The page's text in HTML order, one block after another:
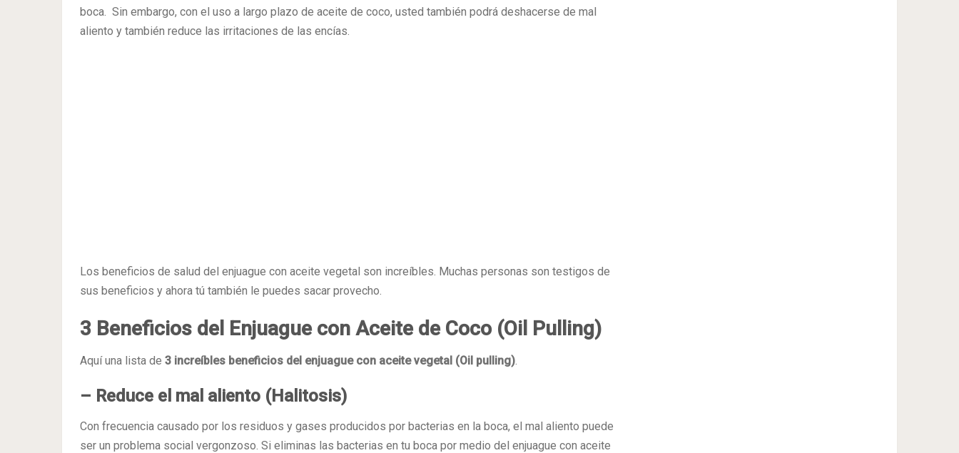
boca. Sin embargo, con el uso a largo plazo de aceite de coco, usted también podrá deshacerse de mal
aliento y también reduce las irritaciones de las encías.
Los beneficios de salud del enjuague con aceite vegetal son increíbles. Muchas personas son testigos de
sus beneficios y ahora tú también le puedes sacar provecho.
3 Beneficios del Enjuague con Aceite de Coco (Oil Pulling)
Aquí una lista de 3 increíbles beneficios del enjuague con aceite vegetal (Oil pulling).
– Reduce el mal aliento (Halitosis)
Con frecuencia causado por los residuos y gases producidos por bacterias en la boca, el mal aliento puede
ser un problema social vergonzoso. Si eliminas las bacterias en tu boca por medio del enjuague con aceite